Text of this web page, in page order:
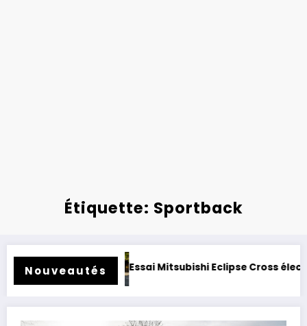
Étiquette: Sportback
NouveautésEssai Mitsubishi Eclipse Cross électrique 2026